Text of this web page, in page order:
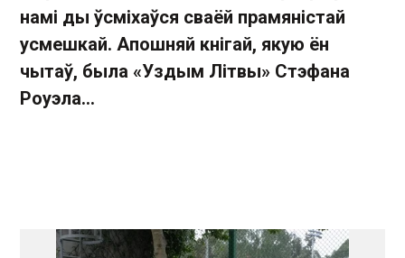
намі ды ўсміхаўся сваёй прамяністай
усмешкай. Апошняй кнігай, якую ён
чытаў, была «Уздым Літвы» Стэфана
Роуэла...